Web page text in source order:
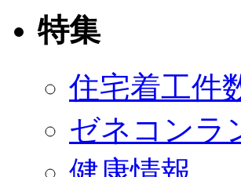
特集
住宅着工件
ゼネコンラ